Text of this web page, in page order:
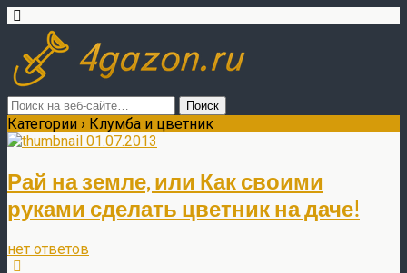
Категории › Клумба и цветник
01.07.2013
Рай на земле, или Как своими
руками сделать цветник на даче!
нет ответов